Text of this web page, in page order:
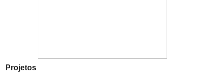
Projetos